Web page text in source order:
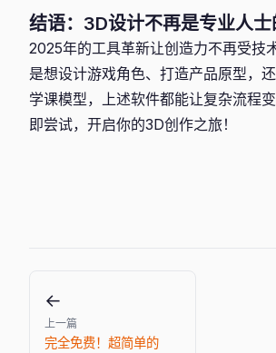
结语：3D设计不再是专业人
2025年的工具革新让创造力不再受技
是想设计游戏角色、打造产品原型，
学课模型，上述软件都能让复杂流程
即尝试，开启你的3D创作之旅！
←
上一篇
完全免费！超简单的